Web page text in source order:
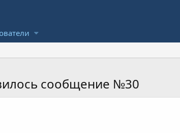
сообщение №30